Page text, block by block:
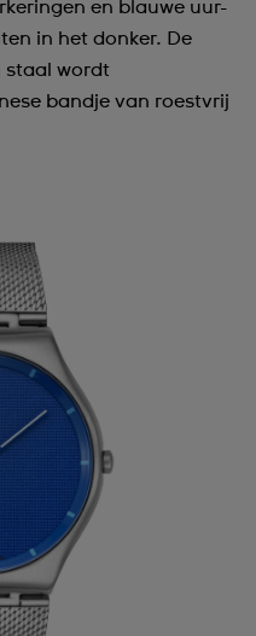
en blauwe uur-
in het donker. De
staal wordt
bandje van roestvrij